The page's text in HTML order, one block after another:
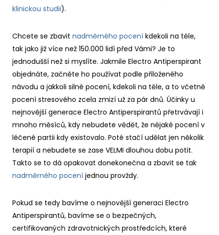
klinickou studii).
Chcete se zbavit nadměrného pocení kdekoli na těle,
tak jako již více než 150.000 lidí před Vámi? Je to
jednodušší než si myslíte. Jakmile Electro Antiperspirant
objednáte, začněte ho používat podle přiloženého
návodu a jakkoli silné pocení, kdekoli na těle, a to včetně
pocení stresového zcela zmizí už za pár dnů. Účinky u
nejnovější generace Electro Antiperspirantů přetrvávají i
mnoho měsíců, kdy nebudete vědět, že nějaké pocení v
léčené partii kdy existovalo. Poté stačí udělat jen několik
terapií a nebudete se zase VELMI dlouhou dobu potit.
Takto se to dá opakovat donekonečna a zbavit se tak
nadměrného pocení jednou provždy.
Pokud se tedy bavíme o nejnovější generaci Electro
Antiperspirantů, bavíme se o bezpečných,
certifikovaných zdravotnických prostředcích, které